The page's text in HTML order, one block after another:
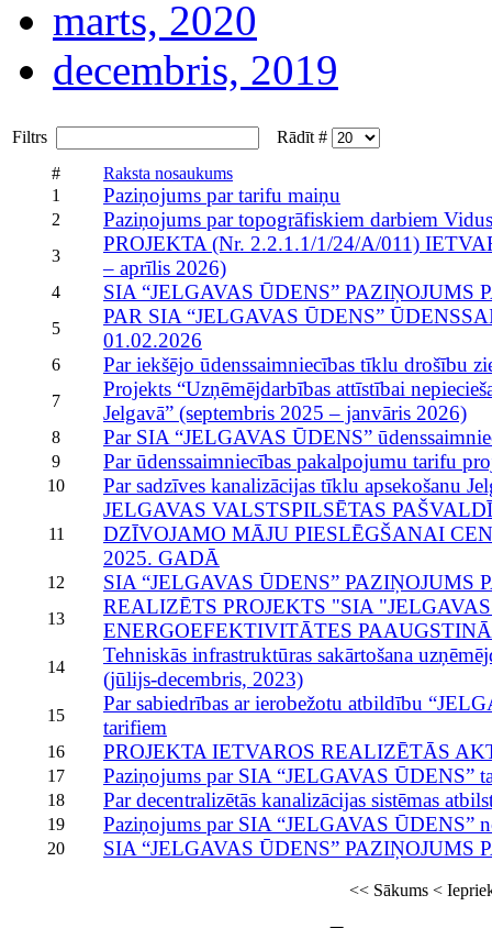
marts, 2020
decembris, 2019
Filtrs
Rādīt #
#
Raksta nosaukums
1
Paziņojums par tarifu maiņu
2 Paziņojums par topogrāfiskiem darbiem
3
PROJEKTA (Nr. 2.2.1.1/1/24/A/011)
– aprīlis 2026)
4 SIA “JELGAVAS ŪDENS”
5
PAR SIA “JELGAVAS ŪDENS”
01.02.2026
6 Par iekšējo ūdenssaimniecības tīklu drošību
7
Projekts “Uzņēmējdarbības attīstībai
Jelgavā” (septembris 2025 – janvāris 2026)
8 Par SIA “JELGAVAS ŪDENS”
9 Par ūdenssaimniecības pakalpojumu tarifu
10 Par sadzīves kanalizācijas tīklu apsekošanu
11
JELGAVAS VALSTSPILSĒTAS
DZĪVOJAMO MĀJU PIESLĒGŠANAI
2025. GADĀ
12 SIA “JELGAVAS ŪDENS”
13
REALIZĒTS PROJEKTS "SIA
ENERGOEFEKTIVITĀTES
14
Tehniskās infrastruktūras sakārtošana
(jūlijs-decembris, 2023)
15
Par sabiedrības ar ierobežotu atbildību
tarifiem
16 PROJEKTA IETVAROS REALIZĒTĀS
17 Paziņojums par SIA “JELGAVAS ŪDENS”
18 Par decentralizētās kanalizācijas sistēmas
19 Paziņojums par SIA “JELGAVAS ŪDENS”
20 SIA “JELGAVAS ŪDENS”
<< Sākums <